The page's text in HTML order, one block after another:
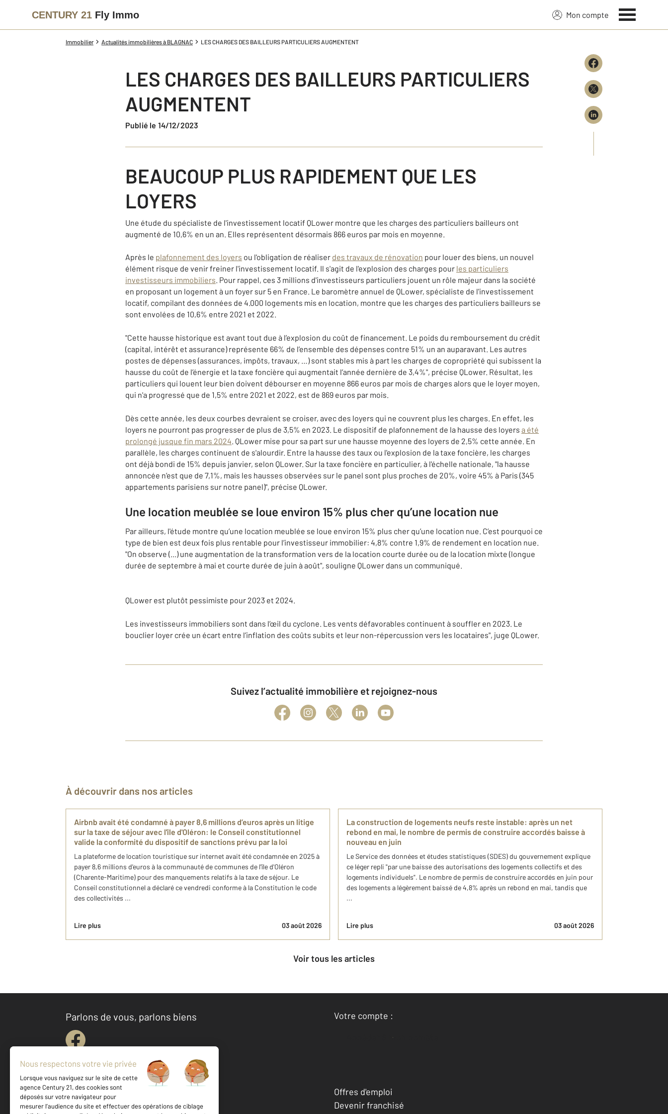
CENTURY 21 Fly Immo Mon compte
Immobilier Actualités immobilières à BLAGNAC LES CHARGES DES BAILLEURS PARTICULIERS AUGMENTENT
LES CHARGES DES BAILLEURS PARTICULIERS
AUGMENTENT
Publié le 14/12/2023
BEAUCOUP PLUS RAPIDEMENT QUE LES
LOYERS
Une étude du spécialiste de l'investissement locatif QLower montre que les charges des particuliers bailleurs ont
augmenté de 10,6% en un an. Elles représentent désormais 866 euros par mois en moyenne.
Après le plafonnement des loyers ou l'obligation de réaliser des travaux de rénovation pour louer des biens, un nouvel
élément risque de venir freiner l'investissement locatif. Il s'agit de l'explosion des charges pour les particuliers
investisseurs immobiliers. Pour rappel, ces 3 millions d'investisseurs particuliers jouent un rôle majeur dans la société
en proposant un logement à un foyer sur 5 en France. Le baromètre annuel de QLower, spécialiste de l'investissement
locatif, compilant des données de 4.000 logements mis en location, montre que les charges des particuliers bailleurs se
sont envolées de 10,6% entre 2021 et 2022.
"Cette hausse historique est avant tout due à l’explosion du coût de financement. Le poids du remboursement du crédit
(capital, intérêt et assurance) représente 66% de l’ensemble des dépenses contre 51% un an auparavant. Les autres
postes de dépenses (assurances, impôts, travaux, …) sont stables mis à part les charges de copropriété qui subissent la
hausse du coût de l’énergie et la taxe foncière qui augmentait l’année dernière de 3,4%", précise QLower. Résultat, les
particuliers qui louent leur bien doivent débourser en moyenne 866 euros par mois de charges alors que le loyer moyen,
qui n'a progressé que de 1,5% entre 2021 et 2022, est de 869 euros par mois.
Dès cette année, les deux courbes devraient se croiser, avec des loyers qui ne couvrent plus les charges. En effet, les
loyers ne pourront pas progresser de plus de 3,5% en 2023. Le dispositif de plafonnement de la hausse des loyers a été
prolongé jusque fin mars 2024. QLower mise pour sa part sur une hausse moyenne des loyers de 2,5% cette année. En
parallèle, les charges continuent de s'alourdir. Entre la hausse des taux ou l'explosion de la taxe foncière, les charges
ont déjà bondi de 15% depuis janvier, selon QLower. Sur la taxe foncière en particulier, à l'échelle nationale, "la hausse
annoncée n’est que de 7,1%, mais les hausses observées sur le panel sont plus proches de 20%, voire 45% à Paris (345
appartements parisiens sur notre panel)", précise QLower.
Une location meublée se loue environ 15% plus cher qu’une location nue
Par ailleurs, l'étude montre qu’une location meublée se loue environ 15% plus cher qu’une location nue. C’est pourquoi ce
type de bien est deux fois plus rentable pour l’investisseur immobilier: 4,8% contre 1,9% de rendement en location nue.
"On observe (...) une augmentation de la transformation vers de la location courte durée ou de la location mixte (longue
durée de septembre à mai et courte durée de juin à août", souligne QLower dans un communiqué.
QLower est plutôt pessimiste pour 2023 et 2024.
Les investisseurs immobiliers sont dans l’œil du cyclone. Les vents défavorables continuent à souffler en 2023. Le
bouclier loyer crée un écart entre l’inflation des coûts subits et leur non-répercussion vers les locataires", juge QLower.
Suivez l’actualité immobilière et rejoignez-nous
À découvrir dans nos articles
Airbnb avait été condamné à payer 8,6 millions d’euros après un litige
sur la taxe de séjour avec l'île d'Oléron: le Conseil constitutionnel
valide la conformité du dispositif de sanctions prévu par la loi
La plateforme de location touristique sur internet avait été condamnée en 2025 à
payer 8,6 millions d'euros à la communauté de communes de l'île d'Oléron
(Charente-Maritime) pour des manquements relatifs à la taxe de séjour. Le
Conseil constitutionnel a déclaré ce vendredi conforme à la Constitution le code
des collectivités ...
Lire plus 03 août 2026
La construction de logements neufs reste instable: après un net
rebond en mai, le nombre de permis de construire accordés baisse à
nouveau en juin
Le Service des données et études statistiques (SDES) du gouvernement explique
ce léger repli "par une baisse des autorisations des logements collectifs et des
logements individuels". Le nombre de permis de construire accordés en juin pour
des logements a légèrement baissé de 4,8% après un rebond en mai, tandis que
...
Lire plus 03 août 2026
Voir tous les articles
Parlons de vous, parlons biens
Votre compte :
Accéder à mon compte
Offres d'emploi
Devenir franchisé